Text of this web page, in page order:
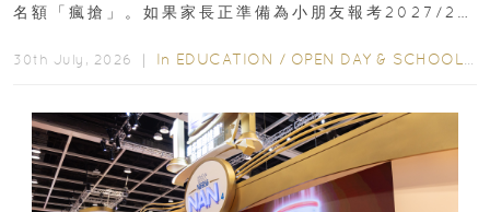
名額「瘋搶」。如果家長正準備為小朋友報考2027/28
30th July, 2026 ｜ In EDUCATION / OPEN DAY & SCHOOL EVENTS